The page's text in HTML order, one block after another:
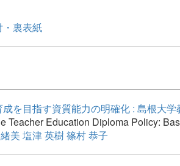
裏表紙
を目指す資質能力の明確化 : 島根大
Teacher Education Diploma Policy:
美 塩津 英樹篠村 恭子